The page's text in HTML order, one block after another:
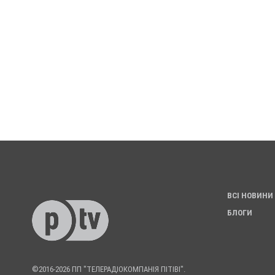
©2016-2026 ПП "ТЕЛЕРАДІОКОМПАНІЯ ПІТІВІ".
ВСІ НОВИНИ
БЛОГИ